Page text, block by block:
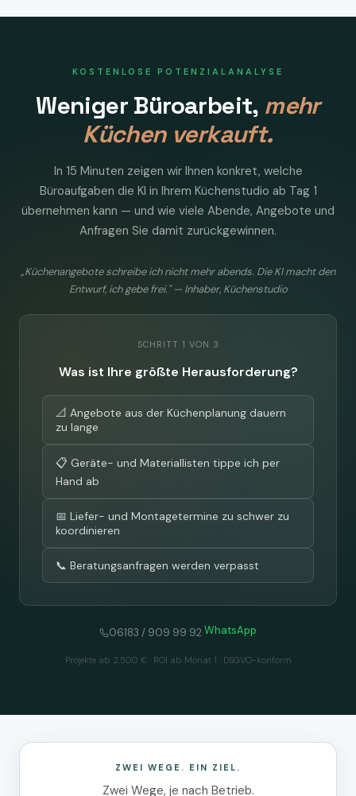
KOSTENLOSE POTENZIALANALYSE
Weniger Büroarbeit, mehr
Küchen verkauft.
In 15 Minuten zeigen wir Ihnen konkret, welche
Büroaufgaben die KI in Ihrem Küchenstudio ab Tag 1
übernehmen kann — und wie viele Abende, Angebote und
Anfragen Sie damit zurückgewinnen.
„Küchenangebote schreibe ich nicht mehr abends. Die KI macht den
Entwurf, ich gebe frei." — Inhaber, Küchenstudio
SCHRITT 1 VON 3
Was ist Ihre größte Herausforderung?
📐 Angebote aus der Küchenplanung dauern
zu lange
📋 Geräte- und Materiallisten tippe ich per
Hand ab
📅 Liefer- und Montagetermine zu schwer zu
koordinieren
📞 Beratungsanfragen werden verpasst
06183 / 909 99 92·WhatsApp
Projekte ab 2.500 € · ROI ab Monat 1 · DSGVO-konform
ZWEI WEGE. EIN ZIEL.
Zwei Wege, je nach Betrieb.